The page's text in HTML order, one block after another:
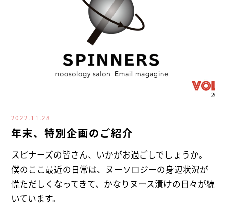
2022.11.28
年末、特別企画のご紹介
スピナーズの皆さん、いかがお過ごしでしょうか。
僕のここ最近の日常は、ヌーソロジーの身辺状況が
慌ただしくなってきて、かなりヌース漬けの日々が続
いています。